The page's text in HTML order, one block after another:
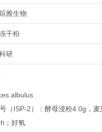
雅生物
干粉
研
albulus
（ISP-2）：酵母浸粉4.0g，
；好氧